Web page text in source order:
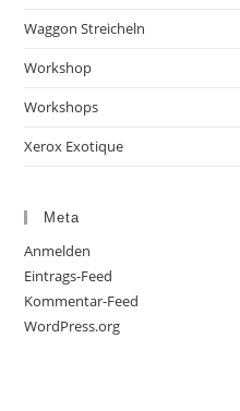
Waggon Streicheln
Workshop
Workshops
Xerox Exotique
Meta
Anmelden
Eintrags-Feed
Kommentar-Feed
WordPress.org